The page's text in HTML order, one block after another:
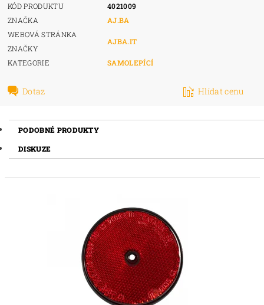
KÓD PRODUKTU
4021009
ZNAČKA
AJ.BA
WEBOVÁ STRÁNKA
ZNAČKY
AJBA.IT
KATEGORIE SAMOLEPÍCÍ
Dotaz Hlídat cenu
PODOBNÉ PRODUKTY
DISKUZE